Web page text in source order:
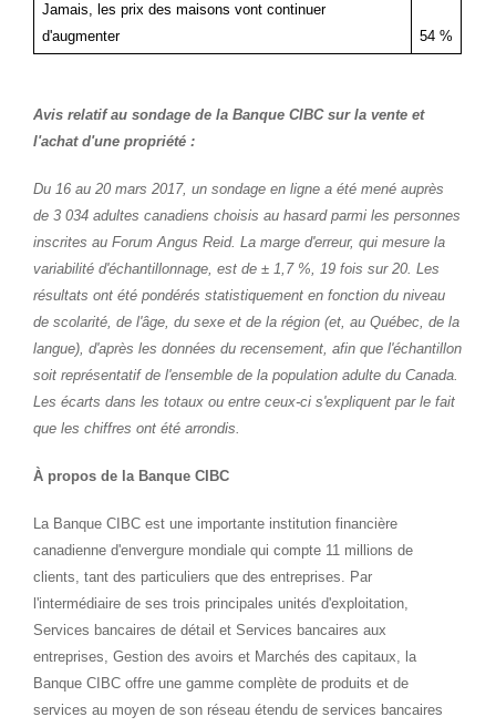
Jamais, les prix des maisons vont continuer
d'augmenter
54 %
Avis relatif au sondage de la Banque CIBC sur la vente et
l'achat d'une propriété :
Du 16 au 20 mars 2017, un sondage en ligne a été mené auprès
de 3 034 adultes canadiens choisis au hasard parmi les personnes
inscrites au Forum Angus Reid. La marge d'erreur, qui mesure la
variabilité d'échantillonnage, est de ± 1,7 %, 19 fois sur 20. Les
résultats ont été pondérés statistiquement en fonction du niveau
de scolarité, de l'âge, du sexe et de la région (et, au Québec, de la
langue), d'après les données du recensement, afin que l'échantillon
soit représentatif de l'ensemble de la population adulte duCanada.
Les écarts dans les totaux ou entre ceux-ci s'expliquent par le fait
que les chiffres ont été arrondis.
À propos de la Banque CIBC
La Banque CIBC est une importante institution financière
canadienne d'envergure mondiale qui compte 11 millions de
clients, tant des particuliers que des entreprises. Par
l'intermédiaire de ses trois principales unités d'exploitation,
Services bancaires de détail et Services bancaires aux
entreprises, Gestion des avoirs et Marchés des capitaux, la
Banque CIBC offre une gamme complète de produits et de
services au moyen de son réseau étendu de services bancaires